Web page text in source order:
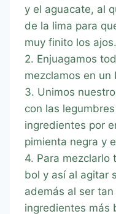
y el aguacate, al
de la lima para
muy finito los
2. Enjuagamos
mezclamos en un
3. Unimos
con las
ingredientes por
pimienta negra y
4. Para mezclarlo
bol y así al agitar
además al ser
ingredientes más